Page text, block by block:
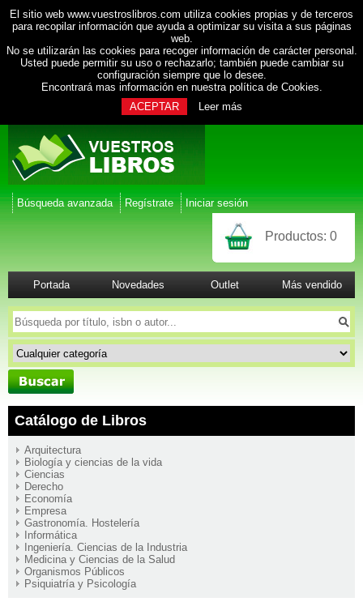
El sitio web www.vuestroslibros.com utiliza cookies propias y de terceros
para recopilar información que ayuda a optimizar su visita a sus páginas
web.
No se utilizarán las cookies para recoger información de carácter personal.
Usted puede permitir su uso o rechazarlo; también puede cambiar su
configuración siempre que lo desee.
Encontrará mas información en nuestra política de Cookies.
ACEPTAR
Leer más
Búsqueda avanzada Regístrate Iniciar sesión
Productos: 0
Portada Novedades Outlet Más vendido
Catálogo de Libros
Arquitectura
Biología y ciencias de la vida
Ciencias
Derecho
Economía
Empresa
Gastronomía. Hostelería
Informática
Ingeniería. Ciencias de la Industria
Medicina y Ciencias de la Salud
Organismos Públicos
Psiquiatría y Psicología